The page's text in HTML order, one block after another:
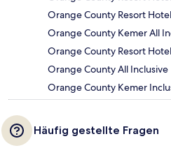
Orange County Resort
Orange County Kemer All
Orange County Resort
Orange County All Inclusive
Orange County Kemer
Häufig gestellte Fragen